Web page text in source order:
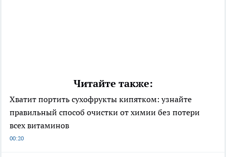
Читайте также:
Хватит портить сухофрукты кипятком: узнайте
правильный способ очистки от химии без потери
всех витаминов
00:20